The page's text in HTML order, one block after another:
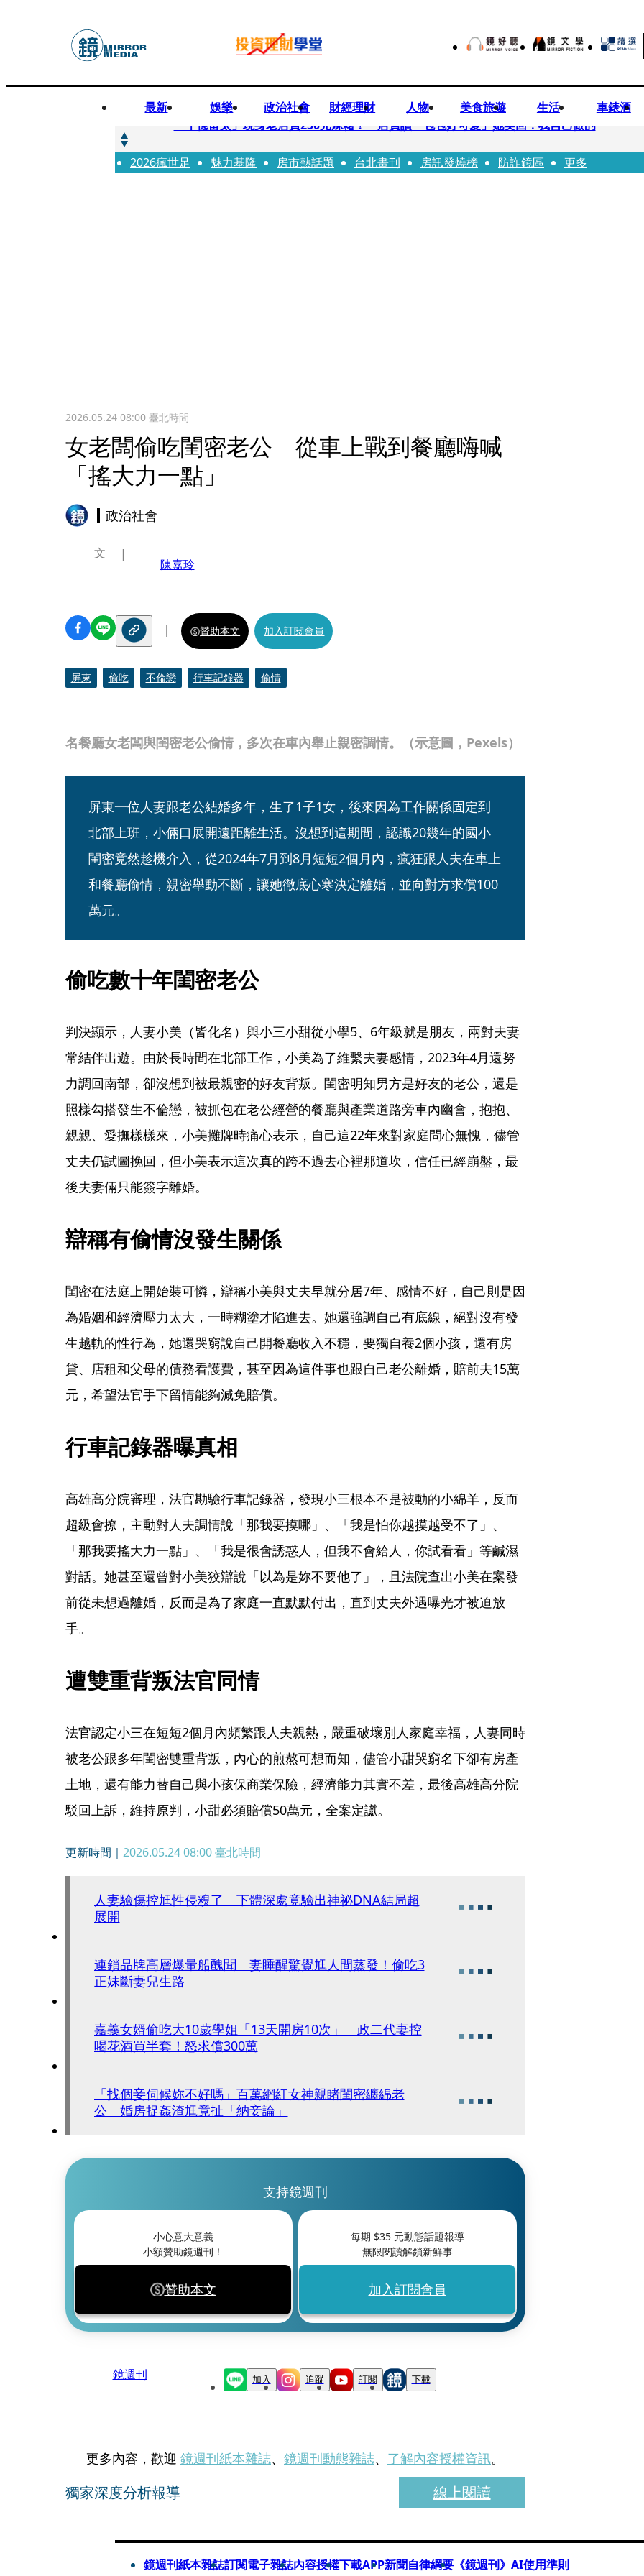
最新 娛樂 政治社會 財經理財 人物 美食旅遊 生活 車錶酒
快訊
「千億富太」現身老店買250元麻糬！ 店員讚「包包好可愛」她笑回：我自己做的
快訊
姜厚任小24歲女友爆當小三、假學歷！ 友「扯郭台銘」曝交往內幕：我們又不像他
2026瘋世足 魅力基隆 房市熱話題 台北畫刊 房訊發燒榜 防詐鏡區 更多
2026.05.24 08:00臺北時間
女老闆偷吃閨密老公 從車上戰到餐廳嗨喊
「搖大力一點」
政治社會
名餐廳女老闆與閨密老公偷情，多次在車內舉止親密調情。（示意圖，Pexels）
文
陳嘉玲
贊助本文 加入訂閱會員
屏東 偷吃 不倫戀 行車記錄器 偷情
屏東一位人妻跟老公結婚多年，生了1子1女，後來因為工作關係固定到
北部上班，小倆口展開遠距離生活。沒想到這期間，認識20幾年的國小
閨密竟然趁機介入，從2024年7月到8月短短2個月內，瘋狂跟人夫在車上
和餐廳偷情，親密舉動不斷，讓她徹底心寒決定離婚，並向對方求償100
萬元。
偷吃數十年閨密老公
判決顯示，人妻小美（皆化名）與小三小甜從小學5、6年級就是朋友，兩對夫妻
常結伴出遊。由於長時間在北部工作，小美為了維繫夫妻感情，2023年4月還努
力調回南部，卻沒想到被最親密的好友背叛。閨密明知男方是好友的老公，還是
照樣勾搭發生不倫戀，被抓包在老公經營的餐廳與產業道路旁車內幽會，抱抱、
親親、愛撫樣樣來，小美攤牌時痛心表示，自己這22年來對家庭問心無愧，儘管
丈夫仍試圖挽回，但小美表示這次真的跨不過去心裡那道坎，信任已經崩盤，最
後夫妻倆只能簽字離婚。
辯稱有偷情沒發生關係
閨密在法庭上開始裝可憐，辯稱小美與丈夫早就分居7年、感情不好，自己則是因
為婚姻和經濟壓力太大，一時糊塗才陷進去。她還強調自己有底線，絕對沒有發
生越軌的性行為，她還哭窮說自己開餐廳收入不穩，要獨自養2個小孩，還有房
貸、店租和父母的債務看護費，甚至因為這件事也跟自己老公離婚，賠前夫15萬
元，希望法官手下留情能夠減免賠償。
行車記錄器曝真相
高雄高分院審理，法官勘驗行車記錄器，發現小三根本不是被動的小綿羊，反而
超級會撩，主動對人夫調情說「那我要摸哪」、「我是怕你越摸越受不了」、
「那我要搖大力一點」、「我是很會誘惑人，但我不會給人，你試看看」等鹹濕
對話。她甚至還曾對小美狡辯說「以為是妳不要他了」，且法院查出小美在案發
前從未想過離婚，反而是為了家庭一直默默付出，直到丈夫外遇曝光才被迫放
手。
遭雙重背叛法官同情
法官認定小三在短短2個月內頻繁跟人夫親熱，嚴重破壞別人家庭幸福，人妻同時
被老公跟多年閨密雙重背叛，內心的煎熬可想而知，儘管小甜哭窮名下卻有房產
土地，還有能力替自己與小孩保商業保險，經濟能力其實不差，最後高雄高分院
駁回上訴，維持原判，小甜必須賠償50萬元，全案定讞。
更新時間｜ 2026.05.24 08:00臺北時間
人妻驗傷控尪性侵糗了 下體深處竟驗出神祕DNA結局超
展開
連鎖品牌高層爆暈船醜聞 妻睡醒驚覺尪人間蒸發！偷吃3
正妹斷妻兒生路
嘉義女婿偷吃大10歲學姐「13天開房10次」 政二代妻控
喝花酒買半套！怒求償300萬
「找個妾伺候妳不好嗎」百萬網紅女神親睹閨密纏綿老
公 婚房捉姦渣尪竟扯「納妾論」
支持鏡週刊
小心意大意義
小額贊助鏡週刊！
贊助本文
每期 $35元動態話題報導
無限閱讀解鎖新鮮事
加入訂閱會員
鏡週刊 加入 追蹤 訂閱 下載
更多內容，歡迎 鏡週刊紙本雜誌、 鏡週刊動態雜誌、 了解內容授權資訊。
獨家深度分析報導 線上閱讀
鏡週刊紙本雜誌訂閱電子雜誌內容授權下載APP新聞自律綱要 《鏡週刊》AI使用準則